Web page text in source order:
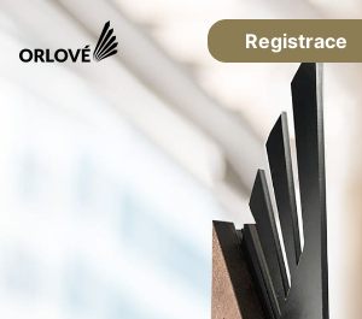
Registrace